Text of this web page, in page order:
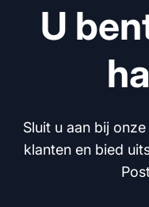
U
Sluit u aan bij
klanten en bied